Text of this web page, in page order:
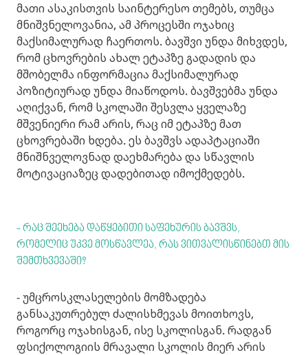
მათი ასაკისთვის საინტერესო თემებს, თუმცა
მნიშვნელოვანია, ამ პროცესში ოჯახიც
მაქსიმალურად ჩაერთოს. ბავშვი უნდა მიხვდეს,
რომ ცხოვრების ახალ ეტაპზე გადადის და
მშობელმა ინფორმაცია მაქსიმალურად
პოზიტიურად უნდა მიაწოდოს. ბავშვებმა უნდა
აღიქვან, რომ სკოლაში შესვლა ყველაზე
მშვენიერი რამ არის, რაც იმ ეტაპზე მათ
ცხოვრებაში ხდება. ეს ბავშვს ადაპტაციაში
მნიშნველოვნად დაეხმარება და სწავლის
მოტივაციაზეც დადებითად იმოქმედებს.
- რაც შეეხება დაწყებითი საფეხურის ბავშვს,
რომელიც უკვე მოსწავლეა, რას ვითვალისწინებთ მის
შემთხვევაში?
- უმცროსკლასელების მომზადება
განსაკუთრებულ ძალისხმევას მოითხოვს,
როგორც ოჯახისგან, ისე სკოლისგან. რადგან
ფსიქოლოგიის მრავალი სკოლის მიერ არის